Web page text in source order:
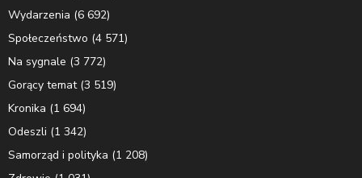
Wydarzenia (6 692)
Społeczeństwo (4 571)
Na sygnale (3 772)
Gorący temat(3 519)
Kronika (1 694)
Odeszli (1 342)
Samorząd i polityka (1 208)